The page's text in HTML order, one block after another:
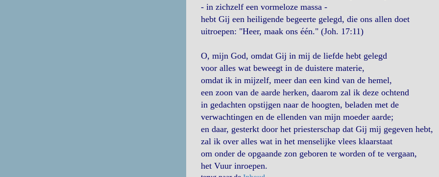
- in zichzelf een vormeloze massa -
hebt Gij een heiligende begeerte gelegd, die ons allen doet
uitroepen: "Heer, maak ons één." (Joh. 17:11)
O, mijn God, omdat Gij in mij de liefde hebt gelegd
voor alles wat beweegt in de duistere materie,
omdat ik in mijzelf, meer dan een kind van de hemel,
een zoon van de aarde herken, daarom zal ik deze ochtend
in gedachten opstijgen naar de hoogten, beladen met de
verwachtingen en de ellenden van mijn moeder aarde;
en daar, gesterkt door het priesterschap dat Gij mij gegeven hebt,
zal ik over alles wat in het menselijke vlees klaarstaat
om onder de opgaande zon geboren te worden of te vergaan,
het Vuur inroepen.